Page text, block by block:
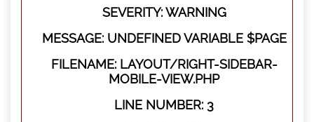
SEVERITY: WARNING
MESSAGE: UNDEFINED VARIABLE $PAGE
FILENAME: LAYOUT/RIGHT-SIDEBAR-
MOBILE-VIEW.PHP
LINE NUMBER: 3